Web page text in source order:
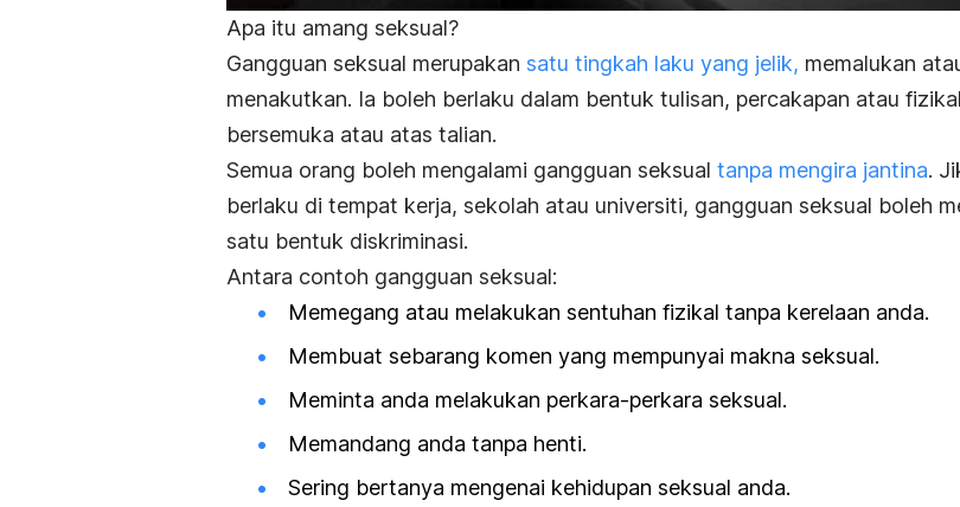
Apa itu amang seksual?
Gangguan seksual merupakan satu tingkah laku yang jelik, memalukan
menakutkan. Ia boleh berlaku dalam bentuk tulisan, percakapan atau
bersemuka atau atas talian.
Semua orang boleh mengalami gangguan seksual tanpa mengira jantina.
berlaku di tempat kerja, sekolah atau universiti, gangguan seksual boleh
satu bentuk diskriminasi.
Antara contoh gangguan seksual:
Memegang atau melakukan sentuhan fizikal tanpa kerelaan anda.
Membuat sebarang komen yang mempunyai makna seksual.
Meminta anda melakukan perkara-perkara seksual.
Memandang anda tanpa henti.
Sering bertanya mengenai kehidupan seksual anda.